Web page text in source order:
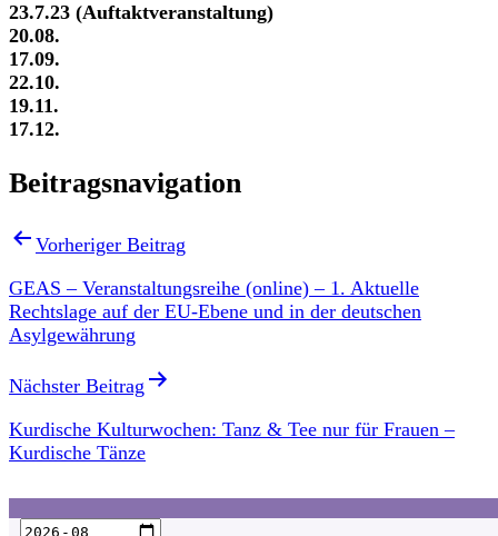
23.7.23 (Auftaktveranstaltung)
20.08.
17.09.
22.10.
19.11.
17.12.
Beitragsnavigation
Vorheriger Beitrag
GEAS – Veranstaltungsreihe (online) – 1. Aktuelle
Rechtslage auf der EU-Ebene und in der deutschen
Asylgewährung
Nächster Beitrag
Kurdische Kulturwochen: Tanz & Tee nur für Frauen –
Kurdische Tänze